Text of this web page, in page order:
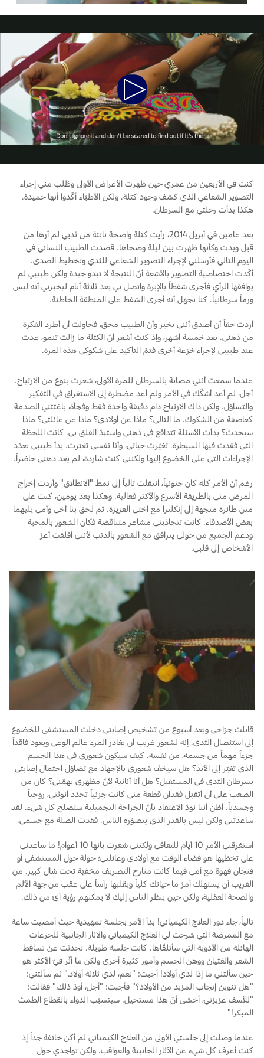
البحرين
العراق
الأردن
لبنان
عمان
قطر
‫المملكة
العربية
السعودية‬
الامارات
العربية
المتحدة
اليمن
البحث عن الوكيل
أسطول فورد
فورد بروتكت
خطة الخدمات الممتدة
خطة الخدمات الممتدة
إصلاح أضرار الحوادث
القسائم والخصومات الخاصة بالصيانة
الإطارات
خدمات فورد
خدمة المحرك
تغيير زيت
تغيير الفلاتر
الضمان والتأمين
Ford Protect لمحة عامة عن
باقة الصيانة الفائقة
باقة الخدمة
باقة العناية الفائقة
دعم المزامنة
تقنية 4 SYNC
أجزاء
قطع غيار فورد الأصلية
قطع مقلدة
اتصل بنا
البحث عن الوكيل
Play
Video
كنت في الأربعين من عمري حين ظهرت الأعراض الأولى وطُلب مني إجراء
التصوير الشعاعي الذي كشف وجود كتلة. ولكن الأطبّاء أكّدوا أنها حميدة.
هكذا بدأت رحلتي مع السرطان.
بعد عامين في أبريل 2014، رأيت كتلة واضحة ناتئة من ثديي لم أرها من
قبل وبدت وكأنها ظهرت بين ليلة وضحاها. قصدت الطبيب النسائي في
اليوم التالي فأرسلني لإجراء التصوير الشعاعي للثدي وتخطيط الصدى.
أكّدت اختصاصية التصوير بالأشعة أنّ النتيجة لا تبدو جيدة ولكن طبيبي لم
يوافقها الرأي فأجرى شفطاً بالإبرة واتصل بي بعد ثلاثة أيام ليخبرني أنه ليس
ورماً سرطانياً. كنا نجهل أنه أجرى الشفط على المنطقة الخاطئة.
أردت حقاً أن أصدق أنني بخير وأنّ الطبيب محق، فحاولت أن أطرد الفكرة
من ذهني. بعد خمسة أشهر، وإذ كنت أشعر أنّ الكتلة ما زالت تنمو، عدت
عند طبيبي لإجراء خزعة أخرى فتمّ التأكيد على شكوكي هذه المرة.
عندما سمعت أنني مصابة بالسرطان للمرة الأولى، شعرت بنوع من الارتياح.
أجل، لم أعد أشكّك في الأمر ولم أعد مضطرة إلى الاستغراق في التفكير
والتساؤل. ولكن ذاك الارتياح دام دقيقة واحدة فقط وفجأة، باغتتني الصدمة
كعاصفة من الشكوك. ما التالي؟ ماذا عن أولادي؟ ماذا عن عائلتي؟ ماذا
سيحدث؟ بدأت الأسئلة تتدافع في ذهني واستبدّ القلق بي. كانت اللحظة
التي فقدت فيها السيطرة. تغيّرت حياتي، وأنا نفسي تغيّرت. بدأ طبيبي يعدّد
الإجراءات التي علي الخضوع إليها ولكنني كنت شاردة، لم يعد ذهني حاضراً.
رغم أنّ الأمر كله كان جنونياً، انتقلت تالياً إلى نمط "الانطلاق" وأردت إخراج
المرض مني بالطريقة الأسرع والأكثر فعالية. وهكذا بعد يومين، كنت على
متن طائرة متجهة إلى إنكلترا مع أختي العزيزة. ثم لحق بنا أخي وأمي يليهما
بعض الأصدقاء. كانت تتجاذبني مشاعر متناقضة فكان الشعور بالمحبة
ودعم الجميع من حولي يترافق مع الشعور بالذنب لأنني أقلقت أعزّ
الأشخاص إلى قلبي.
قابلت جرّاحي وبعد أسبوع من تشخيص إصابتي دخلت المستشفى للخضوع
إلى استئصال الثدي. إنه لشعور غريب أن يغادر المرء عالم الوعي ويعود فاقداً
جزءاً مهماً من جسمه، من نفسه. كيف سيكون شعوري في هذا الجسم
الذي تغيّر إلى الأبد؟ هل سيخفّ شعوري بالإجهاد مع تضاؤل احتمال إصابتي
بسرطان الثدي في المستقبل؟ هل أنا أنانية لأنّ مظهري يهمّني؟ كان من
الصعب علي أن أتقبّل فقدان قطعة مني كانت جزئياً تحدّد أنوثتي، روحياً
وجسدياً. أظن أننا نودّ الاعتقاد بأنّ الجراحة التجميلية ستصلح كل شيء. لقد
ساعدتني ولكن ليس بالقدر الذي يتصوّره الناس. فقدت الصلة مع جسمي.
استغرقني الأمر 10 أيام للتعافي ولكنني شعرت بأنها 10 أعوام! ما ساعدني
على تخطّيها هو قضاء الوقت مع أولادي وعائلتي؛ جولة حول المستشفى أو
فنجان قهوة مع أمي فيما كانت منازح التصريف مخفيّة تحت شال كبير. من
الغريب أن يستهلك أمرٌ ما حياتك كلياً ويقلبها رأساً على عقب من جهة الألم
والصحة العقلية، ولكن حين ينظر الناس إليك لا يمكنهم رؤية أيّ من ذلك.
تالياً، جاء دور العلاج الكيميائي! بدأ الأمر بجلسة تمهيدية حيث أمضيت ساعة
مع الممرضة التي شرحت لي العلاج الكيميائي والآثار الجانبية للجرعات
الهائلة من الأدوية التي سأتلقّاها. كانت جلسة طويلة. تحدثت عن تساقط
الشعر والغثيان ووهن الجسم وأمور كثيرة أخرى ولكن ما أثّر فيّ الأكثر هو
حين سألتني ما إذا لدي أولاد! أجبت: "نعم، لدي ثلاثة أولاد." ثم سألتني:
"هل تنوين إنجاب المزيد من الأولاد؟" فأجبت: "أجل، أودّ ذلك." فقالت:
"للأسف عزيزتي، أخشى أنّ هذا مستحيل. سيتسبّب الدواء بانقطاع الطمث
المبكر!"
عندما وصلت إلى جلستي الأولى من العلاج الكيميائي لم أكن خائفة جداً إذ
كنت أعرف كل شيء عن الآثار الجانبية والعواقب. ولكن تواجدي حول